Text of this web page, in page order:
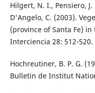
Hilgert, N. I., Pensiero, J.
D'Angelo, C. (2003).
(province of Santa Fe)
Interciencia 28: 512-520.
Hochreutiner, B. P. G.
Bulletin de Institut